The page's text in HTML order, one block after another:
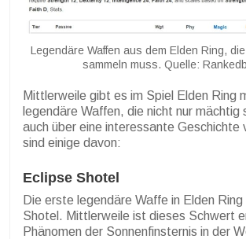
Legendäre Waffen aus dem Elden Ring,
sammeln muss. Quelle:
Mittlerweile gibt es im Spiel Elden Ring
legendäre Waffen, die nicht nur mächtig
auch über eine interessante Geschichte
sind einige davon:
Eclipse Shotel
Die erste legendäre Waffe in Elden
Shotel. Mittlerweile ist dieses Schwert
Phänomen der Sonnenfinsternis in der